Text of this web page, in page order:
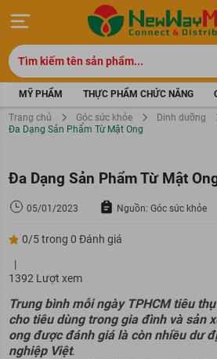
MỸ PHẨM THỰC PHẨM CHỨC NĂNG
Trang chủ Góc sức khỏe Dinh dưỡng
Đa Dạng Sản Phẩm Từ Mật Ong
Đa Dạng Sản Phẩm Từ Mật
05/01/2023 Nguồn: Góc sức khỏe
0/5 trong 0 Đánh giá
|
1392 Lượt xem
Trung bình mỗi ngày TPHCM tiêu
cho tiêu dùng trong gia đình và sản
ong được đánh giá là còn nhiều dư
nghiệp Việt.